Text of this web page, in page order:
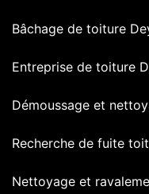
Bâchage de toiture
Entreprise de toiture
Démoussage et
Recherche de fuite
Nettoyage et